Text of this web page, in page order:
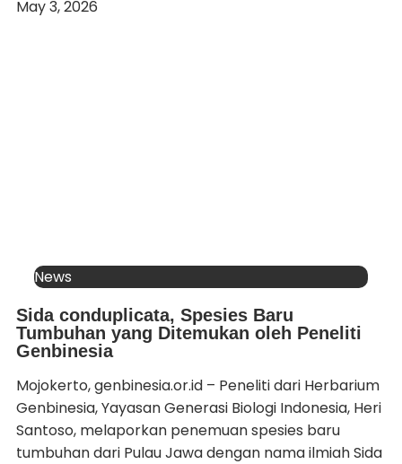
May 3, 2026
News
Sida conduplicata, Spesies Baru
Tumbuhan yang Ditemukan oleh Peneliti
Genbinesia
Mojokerto, genbinesia.or.id – Peneliti dari Herbarium
Genbinesia, Yayasan Generasi Biologi Indonesia, Heri
Santoso, melaporkan penemuan spesies baru
tumbuhan dari Pulau Jawa dengan nama ilmiah Sida